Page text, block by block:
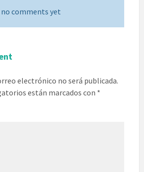
no comments yet
electrónico no será publicada.
están marcados con *